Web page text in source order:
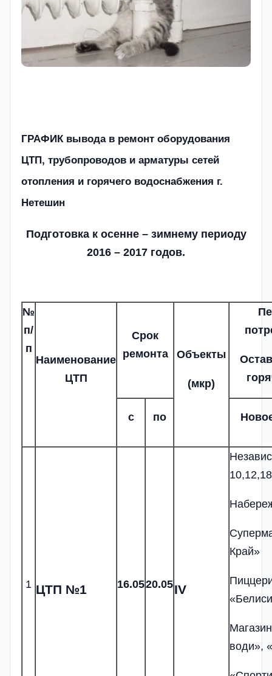
ГРАФИК вывода в ремонт оборудования
ЦТП, трубопроводов и арматуры сетей
отопления и горячего водоснабжения г.
Нетешин
Подготовка к осенне – зимнему периоду
2016 – 2017 годов.
№
п/
п
Наименование
ЦТП
Срок
ремонта
Объекты
(мкр)
с по
1 ЦТП №1 16.0520.05IV
Край»
води»,